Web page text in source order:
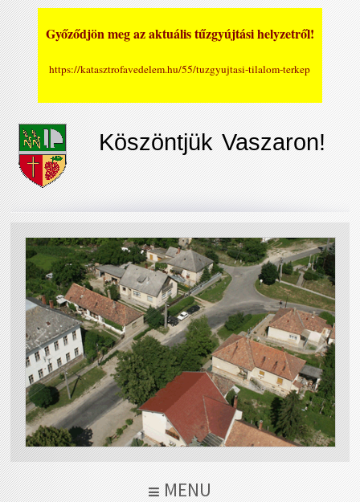
Győződjön meg az aktuális tűzgyújtási helyzetről!
https://katasztrofavedelem.hu/55/tuzgyujtasi-tilalom-terkep
Köszöntjük Vaszaron!
MENU